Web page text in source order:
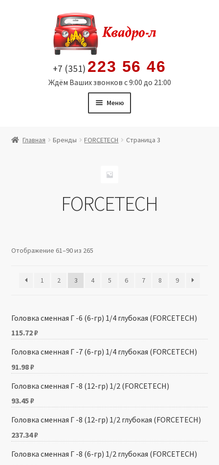
содержимому
+7 (351) 223 56 46
Ждём Ваших звонков с 9:00 до 21:00
Меню
Политика в отношении обработки персональных
Главная Бренды FORCETECH Страница 3
FORCETECH
Отображение 61–90 из 265
1 2 3 4 5 6 7 8 9
Головка сменная Г -6 (6-гр) 1/4 глубокая (FORCETECH)
115.72₽
Головка сменная Г -7 (6-гр) 1/4 глубокая (FORCETECH)
91.98₽
Головка сменная Г -8 (12-гр) 1/2 (FORCETECH)
93.45₽
Головка сменная Г -8 (12-гр) 1/2 глубокая (FORCETECH)
237.34₽
Головка сменная Г -8 (6-гр) 1/2 глубокая (FORCETECH)